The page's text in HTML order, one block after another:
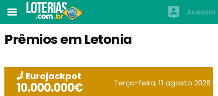
Acessar
Prêmios em Letonia
Eurojackpot
10.000.000€ Terça-feira, 11 agosto 2026